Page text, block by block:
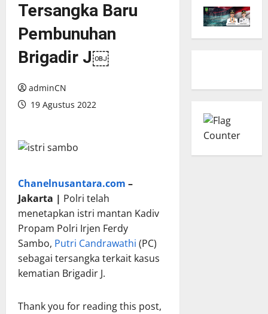
Tersangka Baru
Pembunuhan
Brigadir J￼
adminCN
19 Agustus 2022
Chanelnusantara.com –
Jakarta | Polri telah
menetapkan istri mantan Kadiv
Propam Polri Irjen Ferdy
Sambo, Putri Candrawathi (PC)
sebagai tersangka terkait kasus
kematian Brigadir J.
Thank you for reading this post,